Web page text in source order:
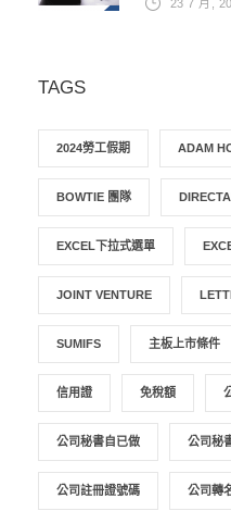
23 7 月,
TAGS
2024勞工假期 ADAM
BOWTIE 團隊
EXCEL下拉式選單
JOINT VENTURE
SUMIFS 主板上市條件
信用證 免稅額
公司秘書自已做 公司秘
公司註冊證號碼 公司轉